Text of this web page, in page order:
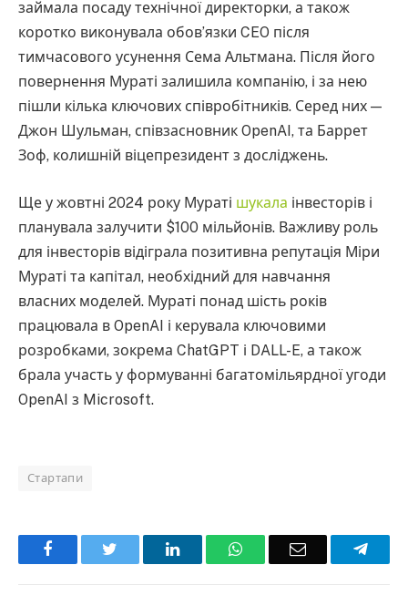
займала посаду технічної директорки, а також
коротко виконувала обов’язки CEO після
тимчасового усунення Сема Альтмана. Після його
повернення Мураті залишила компанію, і за нею
пішли кілька ключових співробітників. Серед них —
Джон Шульман, співзасновник OpenAI, та Баррет
Зоф, колишній віцепрезидент з досліджень.
Ще у жовтні 2024 року Мураті шукала інвесторів і
планувала залучити $100 мільйонів. Важливу роль
для інвесторів відіграла позитивна репутація Міри
Мураті та капітал, необхідний для навчання
власних моделей. Мураті понад шість років
працювала в OpenAI і керувала ключовими
розробками, зокрема ChatGPT і DALL-E, а також
брала участь у формуванні багатомільярдної угоди
OpenAI з Microsoft.
Стартапи
Facebook LinkedInWhatsAppEmail